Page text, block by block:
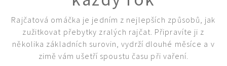
Rajčatová omáčka je jedním z nejlepších způsobů, jak
zužitkovat přebytky zralých rajčat. Připravíte ji z
několika základních surovin, vydrží dlouhé měsíce a v
zimě vám ušetří spoustu času při vaření.